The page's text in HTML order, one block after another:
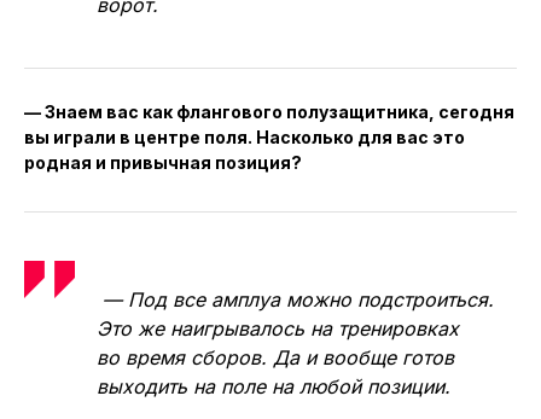
— Знаем вас как флангового полузащитника, сегодня
вы играли в центре поля. Насколько для вас это
родная и привычная позиция?
— Под все амплуа можно подстроиться.
Это же наигрывалось на тренировках
во время сборов. Да и вообще готов
выходить на поле на любой позиции.